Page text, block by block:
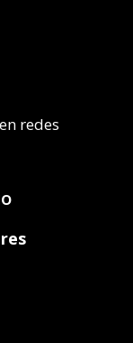
redes